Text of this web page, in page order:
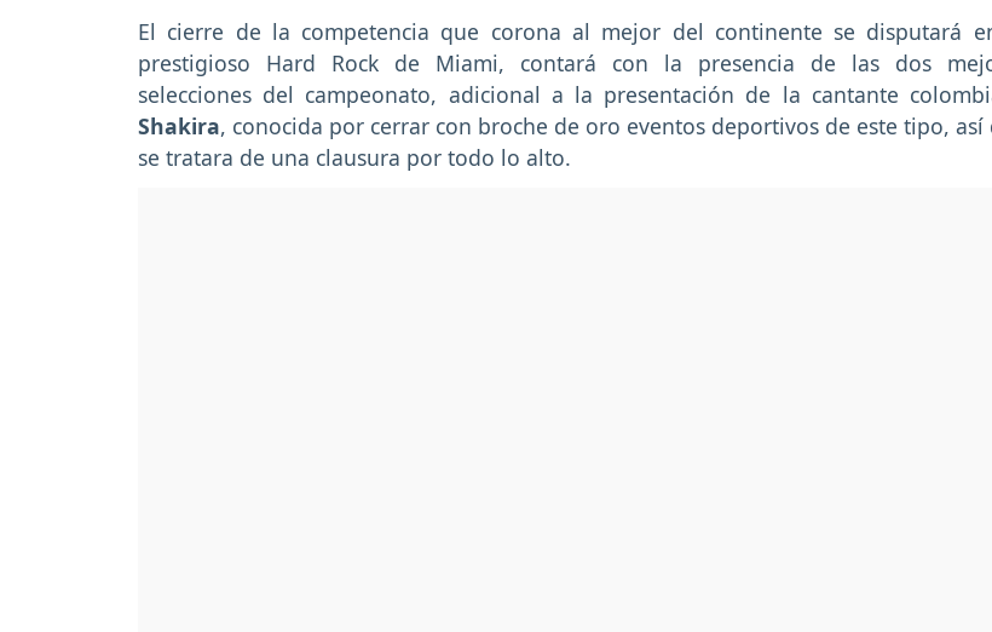
El cierre de la competencia que corona al mejor del continente se disputará
prestigioso Hard Rock de Miami, contará con la presencia de las dos
selecciones del campeonato, adicional a la presentación de la cantante
Shakira, conocida por cerrar con broche de oro eventos deportivos de este tipo, así
se tratara de una clausura por todo lo alto.